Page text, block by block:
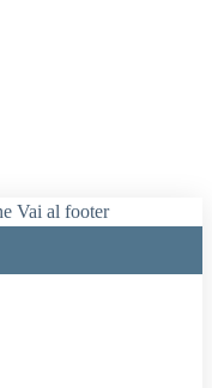
Vai al footer